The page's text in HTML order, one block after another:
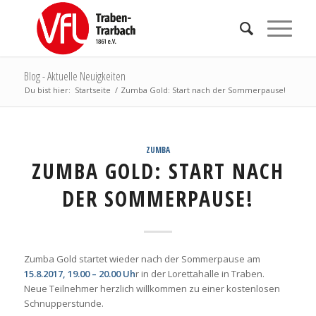
Blog - Aktuelle Neuigkeiten
Du bist hier: Startseite / Zumba Gold: Start nach der Sommerpause!
ZUMBA
ZUMBA GOLD: START NACH
DER SOMMERPAUSE!
Zumba Gold startet wieder nach der Sommerpause am
15.8.2017, 19.00 – 20.00 Uhr in der Lorettahalle in Traben.
Neue Teilnehmer herzlich willkommen zu einer kostenlosen
Schnupperstunde.